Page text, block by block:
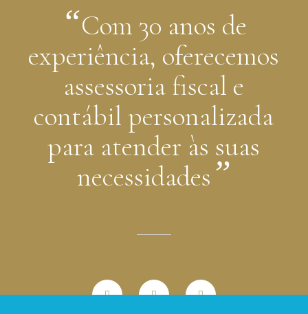
“Com 30 anos de
experiência, oferecemos
assessoria fiscal e
contábil personalizada
para atender às suas
necessidades”